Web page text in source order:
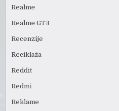
Realme
Realme GT3
Recenzije
Reciklaža
Reddit
Redmi
Reklame